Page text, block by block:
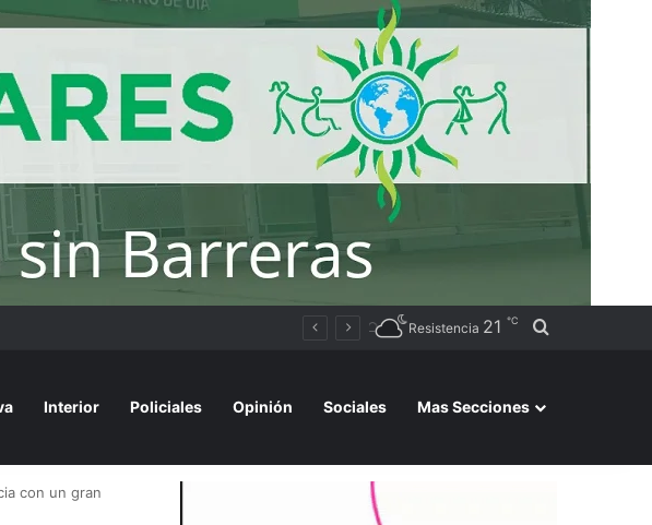
Resistencia 21 ℃ Buscar por
Interior Policiales Opinión Sociales Mas Secciones
con un gran